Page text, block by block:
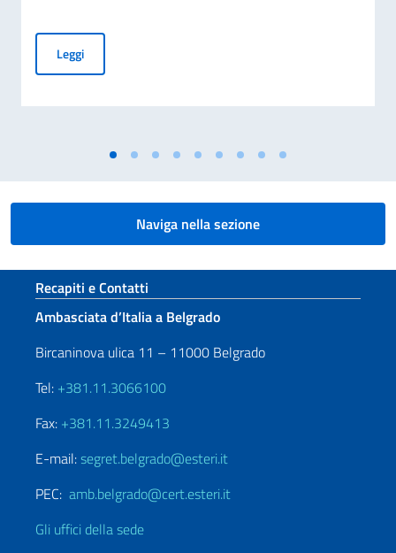
LeggiCOMMEMORAZIONE DEL 70. ANNIVERSARIO DEL
Naviga nella sezione
Sezione footer
Recapiti e Contatti
Ambasciata d’Italia a Belgrado
Bircaninova ulica 11 – 11000 Belgrado
Tel: +381.11.3066100
Fax: +381.11.3249413
E-mail:segret.belgrado@esteri.it
PEC: amb.belgrado@cert.esteri.it
Gli uffici della sede